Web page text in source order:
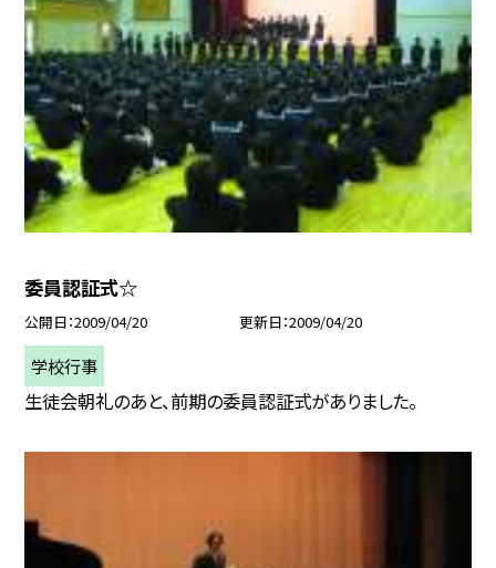
委員認証式☆
公開日 2009/04/20 更新日 2009/04/20
学校行事
生徒会朝礼のあと、前期の委員認証式がありました。